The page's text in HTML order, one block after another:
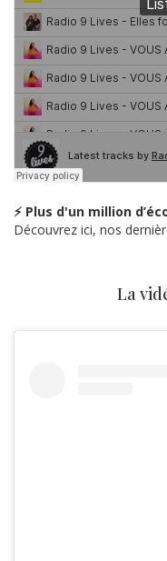
⚡ Plus d'un million
Découvrez ici, nos
La